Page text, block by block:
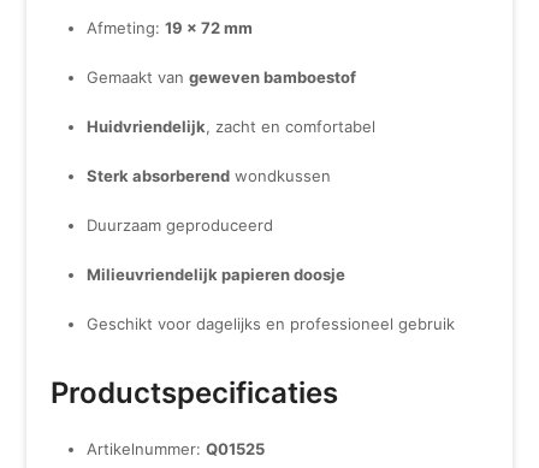
Afmeting:19 x 72 mm
Gemaakt vangeweven bamboestof
Huidvriendelijk, zacht en comfortabel
Sterk absorberend wondkussen
Duurzaam geproduceerd
Milieuvriendelijk papieren doosje
Geschikt voor dagelijks en professioneel gebruik
Productspecificaties
Artikelnummer:Q01525